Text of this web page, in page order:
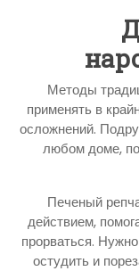
Методы
применять в
осложнений.
любом доме,
Печеный
действием,
прорваться.
остудить и